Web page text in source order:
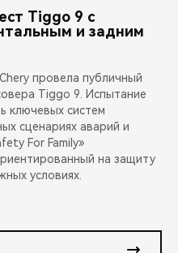
Tiggo 9 с
и задним
провела публичный
Tiggo 9. Испытание
ключевых систем
сценариях аварий и
For Family»
на защиту
условиях.